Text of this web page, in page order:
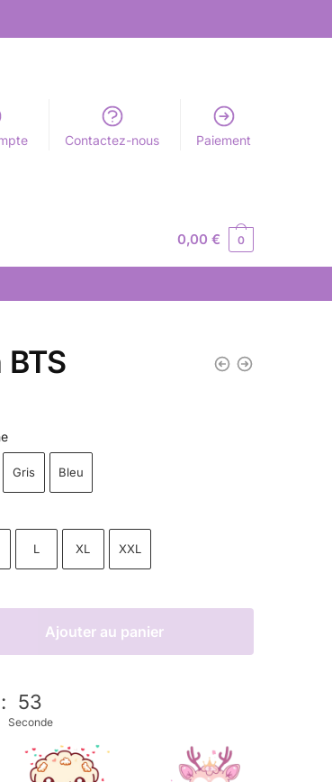
Contactez-nous Paiement
0,00€ 0
Gris Bleu
L XL XXL
Ajouter au panier
: 52
Seconde